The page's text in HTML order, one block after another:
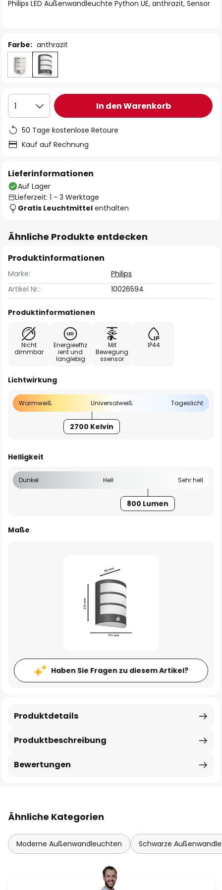
Philips LED Außenwandleuchte Python UE, anthrazit, Sensor
Farbe: anthrazit
1 In den Warenkorb
50 Tage kostenlose Retoure
Kauf auf Rechnung
Lieferinformationen
Auf Lager
Lieferzeit: 1 - 3 Werktage
Gratis Leuchtmittel enthalten
Ähnliche Produkte entdecken
Produktinformationen
Marke:
Philips
Artikel Nr.:
10026594
Produktinformationen
Nicht
dimmbar
Energieeffiz
ient und
langlebig
Mit
Bewegung
ssensor
IP44
Lichtwirkung
Warmweiß Universalweiß Tageslicht
2700 Kelvin
Helligkeit
Dunkel Hell Sehr hell
800 Lumen
Maße
Haben Sie Fragen zu diesem Artikel?
Produktbeschreibung
Produktdetails
Bewertungen
Ähnliche Kategorien
Moderne Außenwandleuchten Schwarze